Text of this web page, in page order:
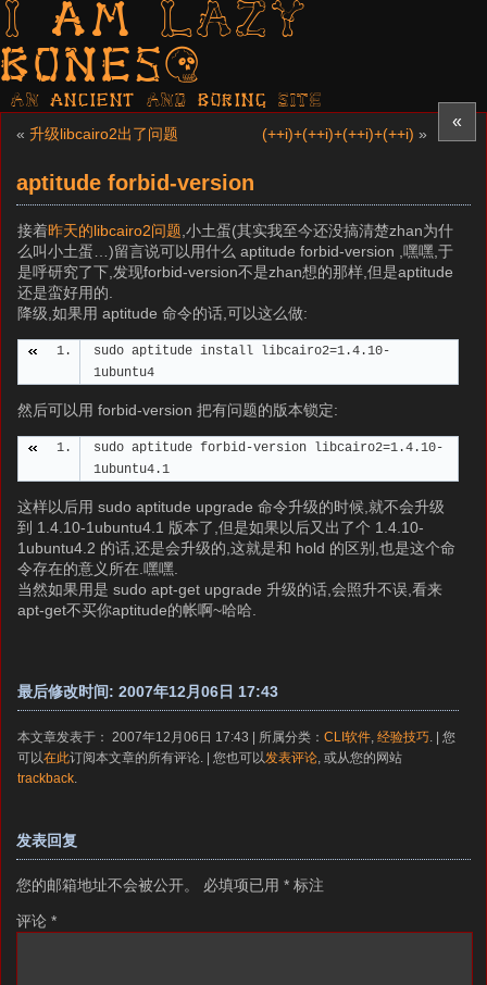
I am LAZY
bones?
AN ancient AND boring SITE
«
« 升级libcairo2出了问题 (++i)+(++i)+(++i)+(++i) »
aptitude forbid-version
接着昨天的libcairo2问题 ,小土蛋(其实我至今还没搞清楚zhan为什
么叫小土蛋…)留言说可以用什么 aptitude forbid-version ,嘿嘿,于
是呼研究了下,发现forbid-version不是zhan想的那样,但是aptitude
还是蛮好用的.
降级,如果用 aptitude 命令的话,可以这么做:
sudo aptitude install libcairo2=1.4.10-
1ubuntu4
然后可以用 forbid-version 把有问题的版本锁定:
sudo aptitude forbid-version libcairo2=1.4.10-
1ubuntu4.1
这样以后用 sudo aptitude upgrade 命令升级的时候,就不会升级
到 1.4.10-1ubuntu4.1 版本了,但是如果以后又出了个 1.4.10-
1ubuntu4.2 的话,还是会升级的,这就是和 hold 的区别,也是这个命
令存在的意义所在.嘿嘿.
当然如果用是 sudo apt-get upgrade 升级的话,会照升不误,看来
apt-get不买你aptitude的帐啊~哈哈.
最后修改时间: 2007年12月06日 17:43
本文章发表于： 2007年12月06日 17:43 | 所属分类：CLI软件 ,经验技巧 . | 您
可以在此订阅本文章的所有评论. | 您也可以 发表评论 , 或从您的网站
trackback
发表回复
您的邮箱地址不会被公开。 必填项已用 * 标注
评论 *